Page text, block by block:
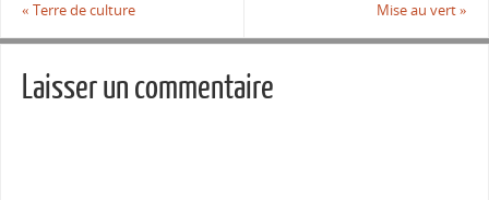
« Terre de culture Mise au vert»
Laisser un commentaire